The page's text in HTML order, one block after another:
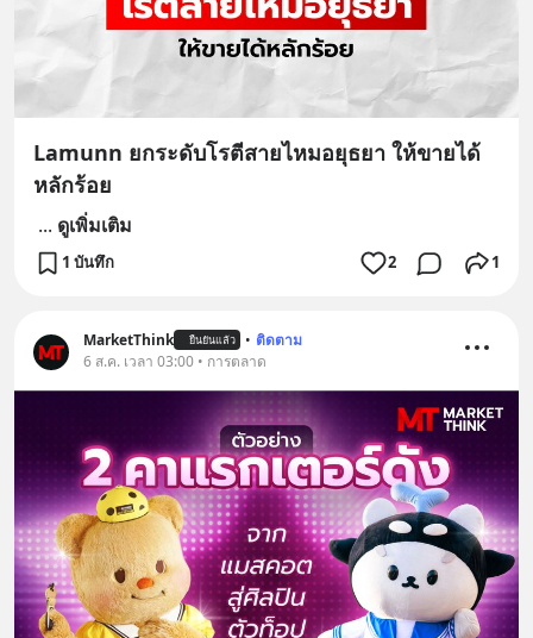
Lamunn ยกระดับโรตีสายไหมอยุธยา ให้ขายได้
หลักร้อย
... ดูเพิ่มเติม
1 บันทึก 2 1
MarketThink ยืนยันแล้ว • ติดตาม
6 ส.ค. เวลา 03:00 • การตลาด